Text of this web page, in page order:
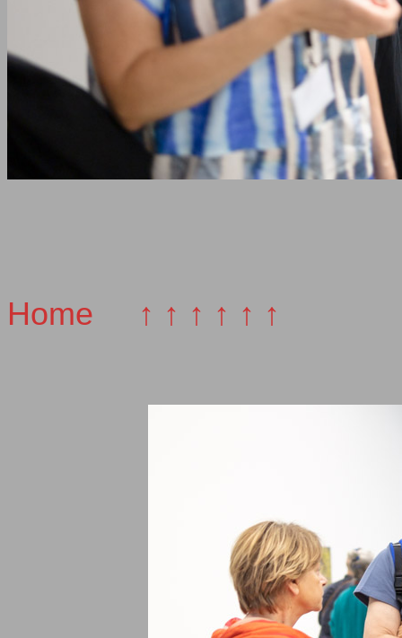
Home ↑ ↑ ↑ ↑ ↑ ↑